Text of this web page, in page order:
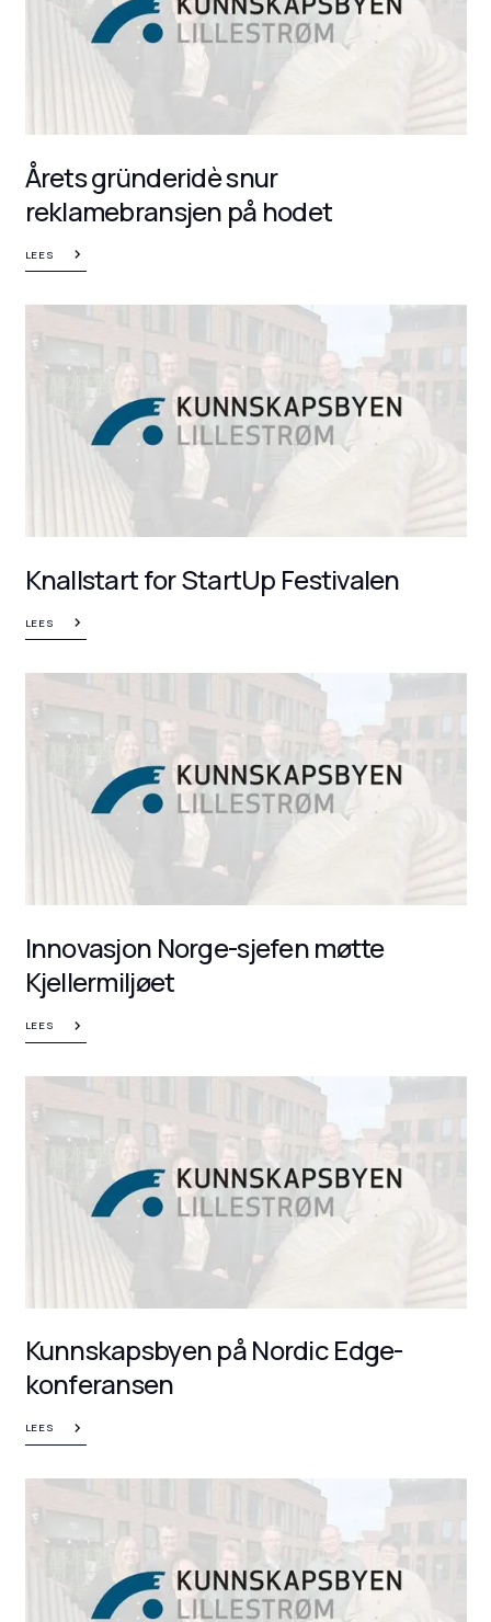
Årets gründeridè snur
reklamebransjen på hodet
LEES
Knallstart for StartUp Festivalen
LEES
Innovasjon Norge-sjefen møtte
Kjellermiljøet
LEES
Kunnskapsbyen på Nordic Edge-
konferansen
LEES